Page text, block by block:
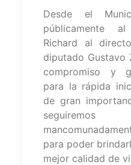
Desde el
públicamente
Richard al
diputado Gustavo
compromiso y
para la rápida
de gran
para poder
mejor calidad de